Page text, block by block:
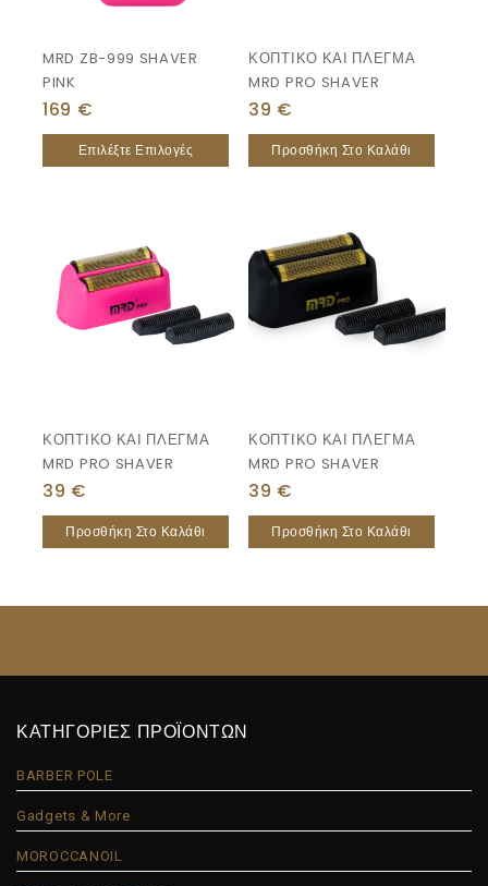
MRD ZB-999 SHAVER
PINK
169 €
Επιλέξτε Επιλογές
ΚΟΠΤΙΚΟ ΚΑΙ ΠΛΕΓΜΑ
MRD PRO SHAVER
39 €
Προσθήκη Στο Καλάθι
ΚΟΠΤΙΚΟ ΚΑΙ ΠΛΕΓΜΑ
MRD PRO SHAVER
39 €
Προσθήκη Στο Καλάθι
ΚΟΠΤΙΚΟ ΚΑΙ ΠΛΕΓΜΑ
MRD PRO SHAVER
39 €
Προσθήκη Στο Καλάθι
ΚΑΤΗΓΟΡΙΕΣ ΠΡΟΪΟΝΤΩΝ
BARBER POLE
Gadgets & More
MOROCCANOIL